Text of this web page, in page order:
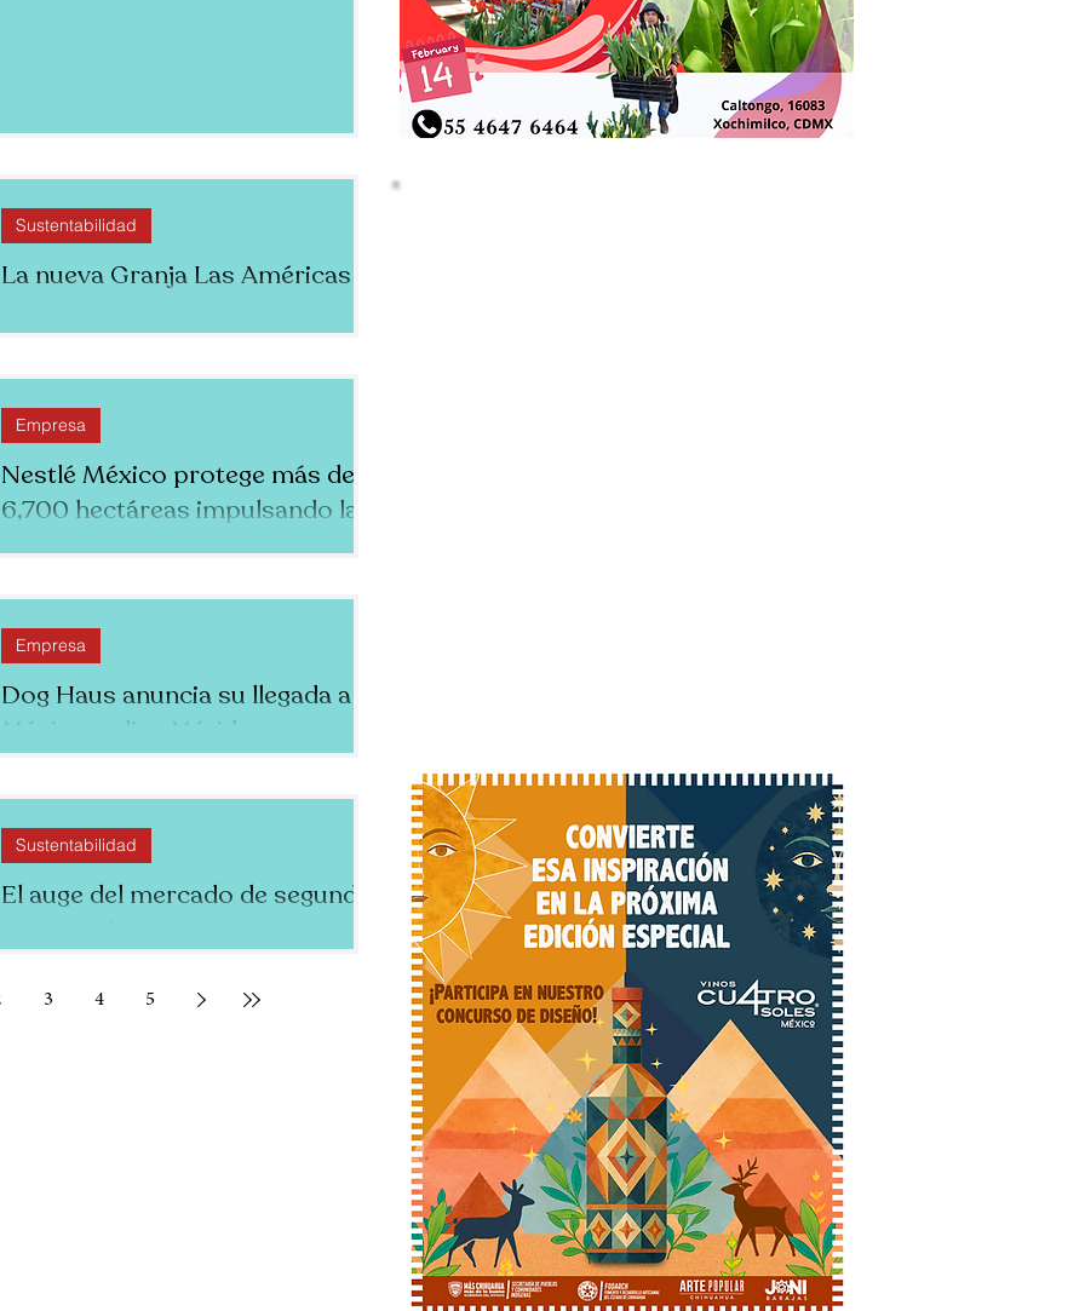
La nueva Granja Las Américas
experiencias inmersivas para
toda la familia.
Sustentabilidad
Nestlé México protege más de
6,700 hectáreas impulsando la
regeneración hídrica en el
Empresa
Dog Haus anuncia su llegada a
México y elige Mérida como
Empresa
El auge del mercado de segunda
Sustentabilidad
3 4 5